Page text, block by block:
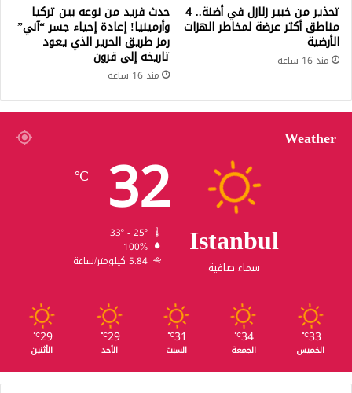
تحذير من خبير زلازل في أضنة.. 4
مناطق أكثر عرضة لمخاطر الهزات
الأرضية
منذ 16 ساعة
حدث فريد من نوعه بين تركيا
وأرمينيا! إعادة إحياء جسر “آني”
رمز طريق الحرير الذي يعود
تاريخه إلى قرون
منذ 16 ساعة
Weather
Istanbul
سماء صافية
32
℃
100%
5.84 كيلومتر/ساعة
33
℃
الخميس
34
℃
الجمعة
31
℃
السبت
29
℃
الأحد
29
℃
الأثنين